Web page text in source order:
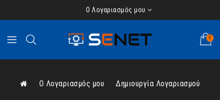
Ο Λογαριασμός μου
0
O Λογαριασμός μου Δημιουργία Λογαριασμού